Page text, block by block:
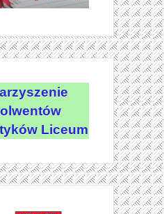
Liceum